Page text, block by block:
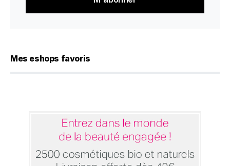
Mes eshops favoris